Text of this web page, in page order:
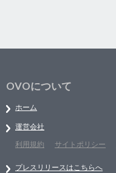
OVOについて
ホーム
運営会社
利用規約
サイトポリシー
プレスリリースはこちらへ